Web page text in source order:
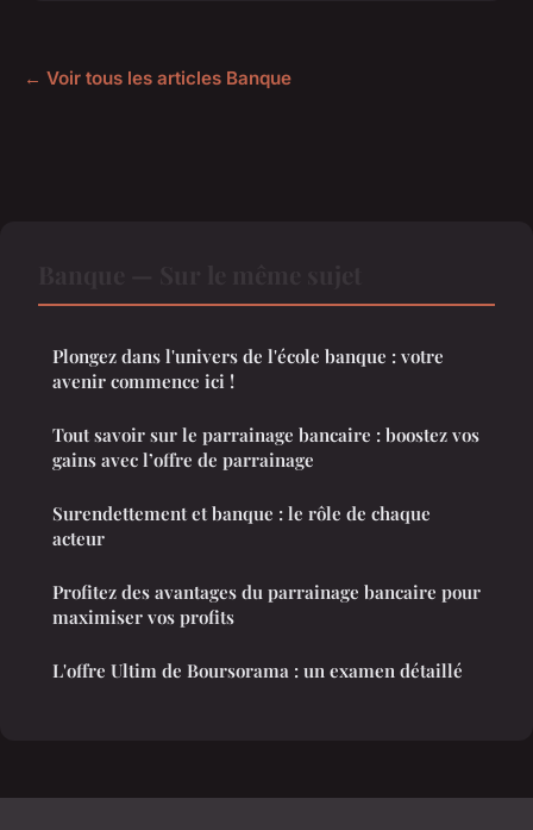
← Voir tous les articles Banque
Plongez dans l'univers de l'école banque : votre
avenir commence ici !
Tout savoir sur le parrainage bancaire : boostez vos
gains avec l’offre de parrainage
Surendettement et banque : le rôle de chaque
acteur
Profitez des avantages du parrainage bancaire pour
maximiser vos profits
L'offre Ultim de Boursorama : un examen détaillé